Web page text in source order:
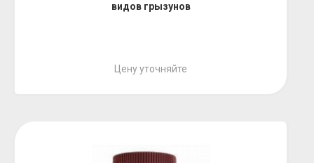
видов грызунов
Цену уточняйте